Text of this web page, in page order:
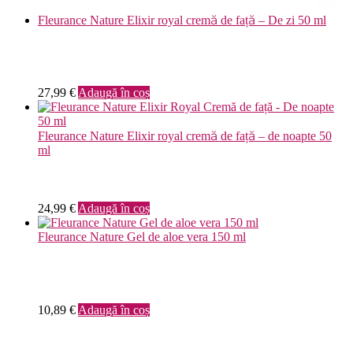
Fleurance Nature Elixir royal cremă de față – De zi 50 ml
27,99 € Adaugă în coș
Fleurance Nature Elixir royal cremă de față – de noapte 50
ml
24,99 € Adaugă în coș
Fleurance Nature Gel de aloe vera 150 ml
10,89 € Adaugă în coș